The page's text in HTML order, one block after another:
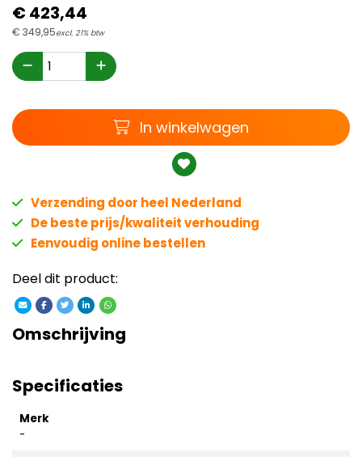
€423,44
€ 349,95excl. 21% btw
Winkelwagen
In winkelwagen
Verzending door heel Nederland
De beste prijs/kwaliteit verhouding
Eenvoudig online bestellen
Deel dit product:
Omschrijving
Specificaties
Merk
-